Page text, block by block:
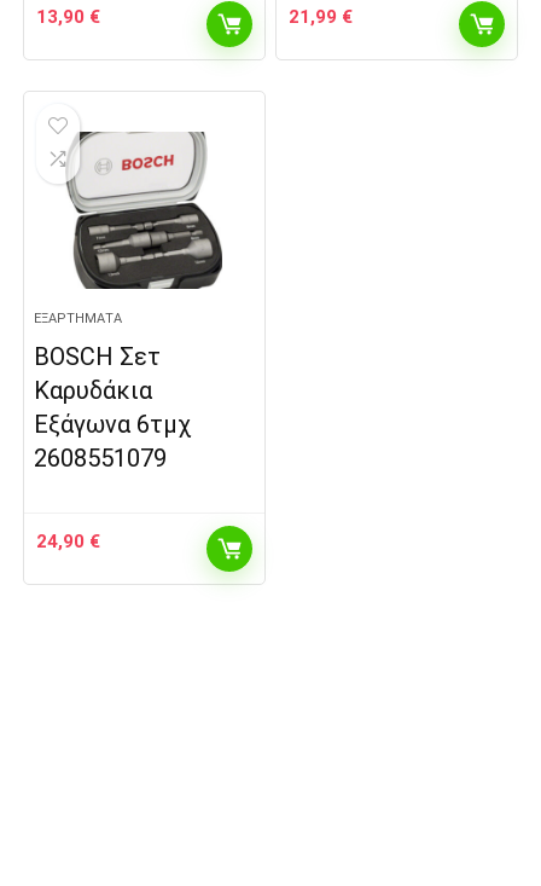
13,90 € 21,99 €
ΕΞΑΡΤΉΜΑΤΑ
BOSCH Σετ
Καρυδάκια
Εξάγωνα 6τμχ
2608551079
24,90 €